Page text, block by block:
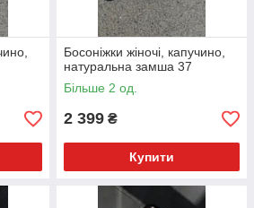
Босоніжки жіночі, капучино,
натуральна замша 37
Більше 2 од.
2 399 ₴
Купити